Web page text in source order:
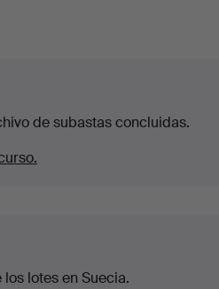
de subastas concluidas.
lotes en Suecia.